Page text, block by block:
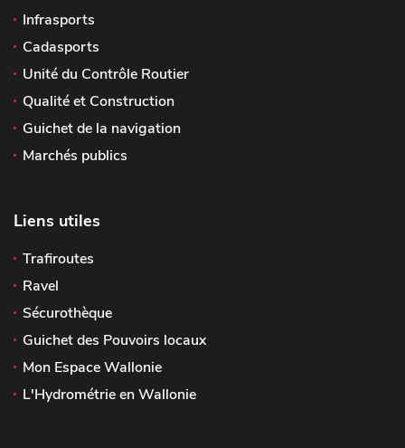
Infrasports
Cadasports
Unité du Contrôle Routier
Qualité et Construction
Guichet de la navigation
Marchés publics
Liens utiles
Trafiroutes
Ravel
Sécurothèque
Guichet des Pouvoirs locaux
Mon Espace Wallonie
L'Hydrométrie en Wallonie